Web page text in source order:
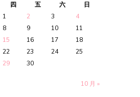
四 五 六
日
1
2 3
4
8 9 10
11
15 16 17
18
22 23 24
25
29 30
10 月 »